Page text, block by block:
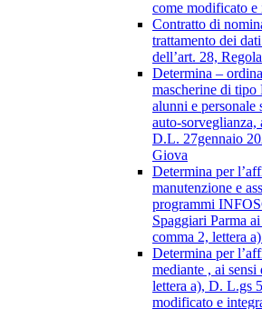
come modificato e
Contratto di
trattamento dei
dell’art. 28,
Determina –
mascherine di tipo
alunni e personale
auto-sorveglianza,
D.L. 27gennaio
Giova
Determina per
manutenzione e
programmi
Spaggiari Parma
comma 2, lettera
Determina per
mediante , ai sensi
lettera a), D. L.gs
modificato e